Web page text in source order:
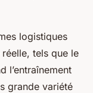
logistiques
réelle, tels que le
l’entraînement
grande variété